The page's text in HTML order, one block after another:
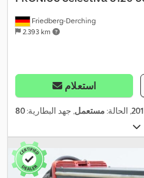
Friedberg-Derching
2.393 km
استعلام
, الحالة: مستعمل, جهد البطارية: